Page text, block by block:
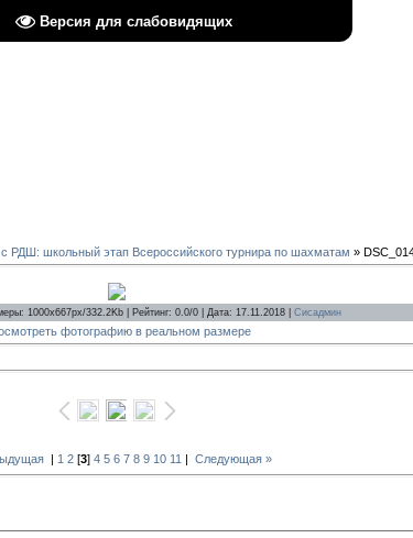
Версия для слабовидящих
с РДШ: школьный этап Всероссийского турнира по шахматам »
1000x667px/332.2Kb | Рейтинг: 0.0/0 | Дата: 17.11.2018 | Сисадмин
фотографию в реальном размере
| 1 2 [3] 4 5 6 7 8 9 10 11 | Следующая »